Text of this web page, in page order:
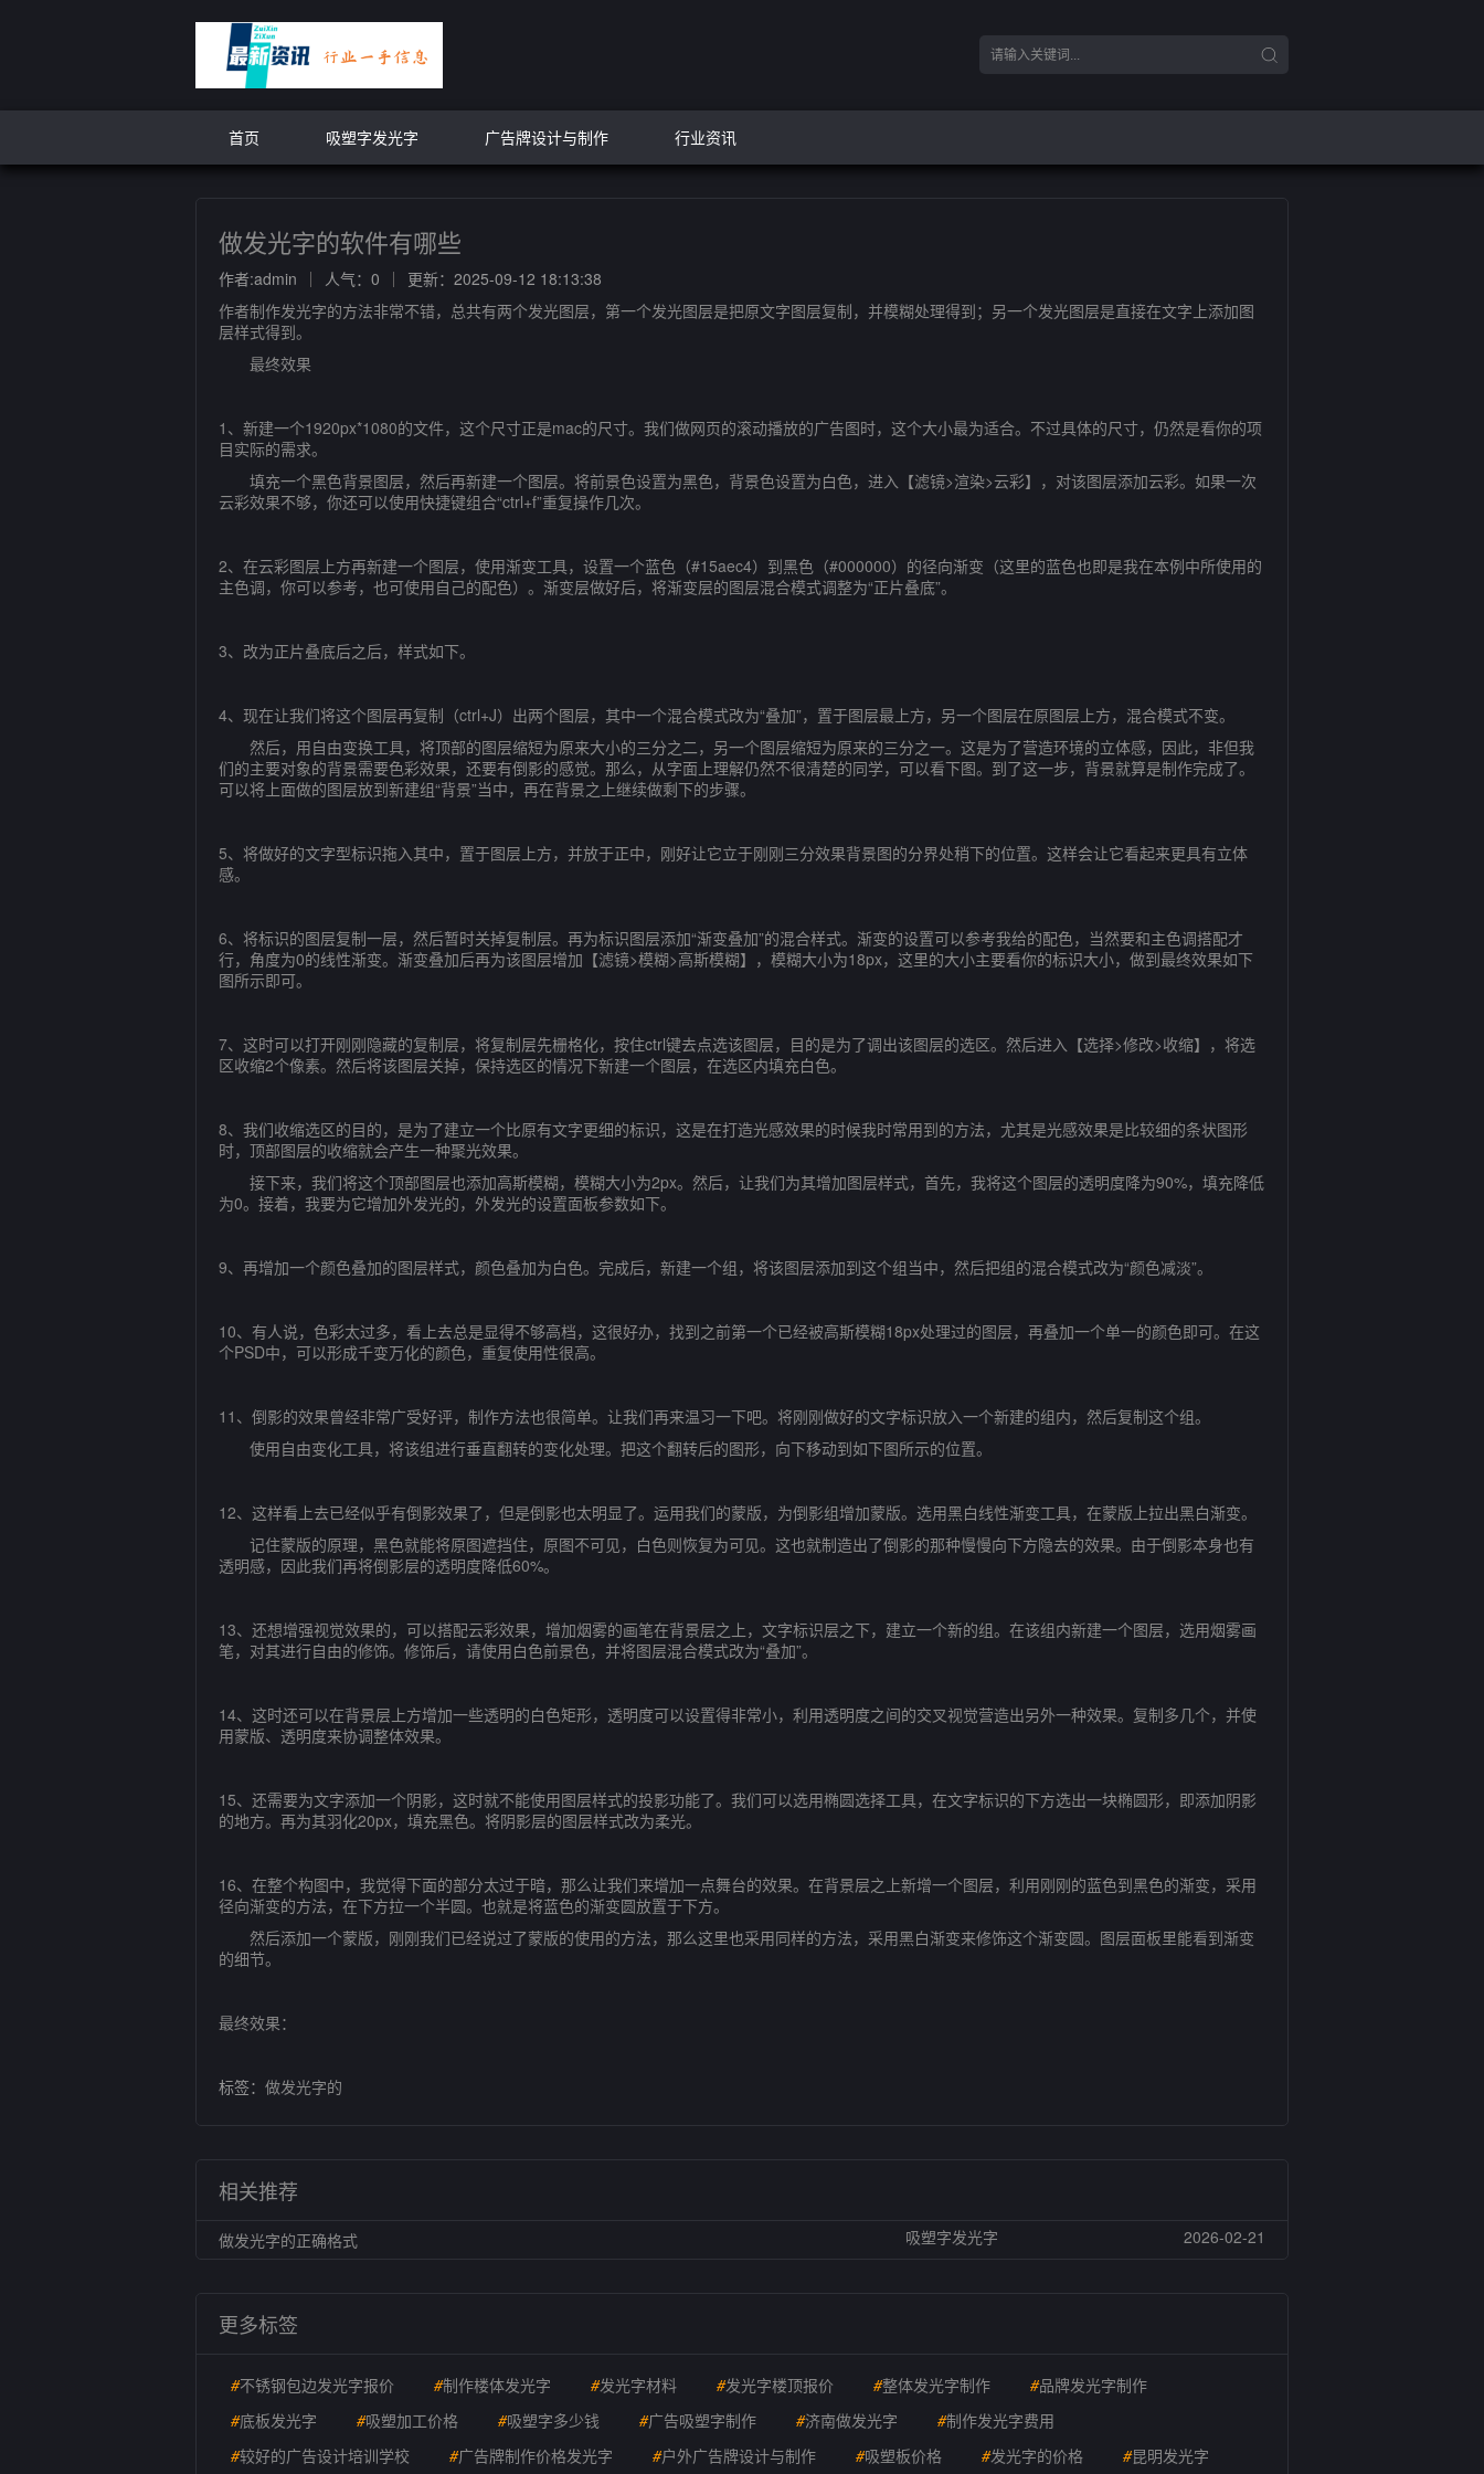
首页 吸塑字发光字 广告牌设计与制作 行业资讯
做发光字的软件有哪些
作者:admin 人气：0
更新：2025-09-12 18:13:38
作者制作发光字的方法非常不错，总共有两个发光图层，第一个发光图层是把原文字图层复制，并模糊处理得到；另一个发光图层是直接在文字上添加图
层样式得到。
最终效果
1、新建一个1920px*1080的文件，这个尺寸正是mac的尺寸。我们做网页的滚动播放的广告图时，这个大小最为适合。不过具体的尺寸，仍然是看你的项
目实际的需求。
填充一个黑色背景图层，然后再新建一个图层。将前景色设置为黑色，背景色设置为白色，进入【滤镜>渲染>云彩】，对该图层添加云彩。如果一次
云彩效果不够，你还可以使用快捷键组合“ctrl+f”重复操作几次。
2、在云彩图层上方再新建一个图层，使用渐变工具，设置一个蓝色（#15aec4）到黑色（#000000）的径向渐变（这里的蓝色也即是我在本例中所使用的
主色调，你可以参考，也可使用自己的配色）。渐变层做好后，将渐变层的图层混合模式调整为“正片叠底”。
3、改为正片叠底后之后，样式如下。
4、现在让我们将这个图层再复制（ctrl+J）出两个图层，其中一个混合模式改为“叠加”，置于图层最上方，另一个图层在原图层上方，混合模式不变。
然后，用自由变换工具，将顶部的图层缩短为原来大小的三分之二，另一个图层缩短为原来的三分之一。这是为了营造环境的立体感，因此，非但我
们的主要对象的背景需要色彩效果，还要有倒影的感觉。那么，从字面上理解仍然不很清楚的同学，可以看下图。到了这一步，背景就算是制作完成了。
可以将上面做的图层放到新建组“背景”当中，再在背景之上继续做剩下的步骤。
5、将做好的文字型标识拖入其中，置于图层上方，并放于正中，刚好让它立于刚刚三分效果背景图的分界处稍下的位置。这样会让它看起来更具有立体
感。
6、将标识的图层复制一层，然后暂时关掉复制层。再为标识图层添加“渐变叠加”的混合样式。渐变的设置可以参考我给的配色，当然要和主色调搭配才
行，角度为0的线性渐变。渐变叠加后再为该图层增加【滤镜>模糊>高斯模糊】，模糊大小为18px，这里的大小主要看你的标识大小，做到最终效果如下
图所示即可。
7、这时可以打开刚刚隐藏的复制层，将复制层先栅格化，按住ctrl键去点选该图层，目的是为了调出该图层的选区。然后进入【选择>修改>收缩】，将选
区收缩2个像素。然后将该图层关掉，保持选区的情况下新建一个图层，在选区内填充白色。
8、我们收缩选区的目的，是为了建立一个比原有文字更细的标识，这是在打造光感效果的时候我时常用到的方法，尤其是光感效果是比较细的条状图形
时，顶部图层的收缩就会产生一种聚光效果。
接下来，我们将这个顶部图层也添加高斯模糊，模糊大小为2px。然后，让我们为其增加图层样式，首先，我将这个图层的透明度降为90%，填充降低
为0。接着，我要为它增加外发光的，外发光的设置面板参数如下。
9、再增加一个颜色叠加的图层样式，颜色叠加为白色。完成后，新建一个组，将该图层添加到这个组当中，然后把组的混合模式改为“颜色减淡”。
10、有人说，色彩太过多，看上去总是显得不够高档，这很好办，找到之前第一个已经被高斯模糊18px处理过的图层，再叠加一个单一的颜色即可。在这
个PSD中，可以形成千变万化的颜色，重复使用性很高。
11、倒影的效果曾经非常广受好评，制作方法也很简单。让我们再来温习一下吧。将刚刚做好的文字标识放入一个新建的组内，然后复制这个组。
使用自由变化工具，将该组进行垂直翻转的变化处理。把这个翻转后的图形，向下移动到如下图所示的位置。
12、这样看上去已经似乎有倒影效果了，但是倒影也太明显了。运用我们的蒙版，为倒影组增加蒙版。选用黑白线性渐变工具，在蒙版上拉出黑白渐变。
记住蒙版的原理，黑色就能将原图遮挡住，原图不可见，白色则恢复为可见。这也就制造出了倒影的那种慢慢向下方隐去的效果。由于倒影本身也有
透明感，因此我们再将倒影层的透明度降低60%。
13、还想增强视觉效果的，可以搭配云彩效果，增加烟雾的画笔在背景层之上，文字标识层之下，建立一个新的组。在该组内新建一个图层，选用烟雾画
笔，对其进行自由的修饰。修饰后，请使用白色前景色，并将图层混合模式改为“叠加”。
14、这时还可以在背景层上方增加一些透明的白色矩形，透明度可以设置得非常小，利用透明度之间的交叉视觉营造出另外一种效果。复制多几个，并使
用蒙版、透明度来协调整体效果。
15、还需要为文字添加一个阴影，这时就不能使用图层样式的投影功能了。我们可以选用椭圆选择工具，在文字标识的下方选出一块椭圆形，即添加阴影
的地方。再为其羽化20px，填充黑色。将阴影层的图层样式改为柔光。
16、在整个构图中，我觉得下面的部分太过于暗，那么让我们来增加一点舞台的效果。在背景层之上新增一个图层，利用刚刚的蓝色到黑色的渐变，采用
径向渐变的方法，在下方拉一个半圆。也就是将蓝色的渐变圆放置于下方。
然后添加一个蒙版，刚刚我们已经说过了蒙版的使用的方法，那么这里也采用同样的方法，采用黑白渐变来修饰这个渐变圆。图层面板里能看到渐变
的细节。
最终效果：
标签： 做发光字的
相关推荐
做发光字的正确格式 吸塑字发光字 2026-02-21
更多标签
#不锈钢包边发光字报价 #制作楼体发光字 #发光字材料 #发光字楼顶报价 #整体发光字制作 #品牌发光字制作
#底板发光字 #吸塑加工价格 #吸塑字多少钱 #广告吸塑字制作 #济南做发光字 #制作发光字费用
#较好的广告设计培训学校 #广告牌制作价格发光字 #户外广告牌设计与制作 #吸塑板价格 #发光字的价格 #昆明发光字